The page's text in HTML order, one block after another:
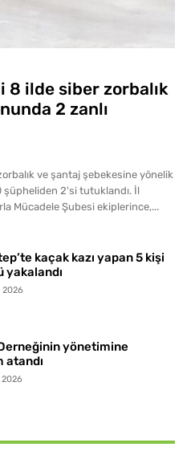
8 ilde siber zorbalık
2 zanlı
ve şantaj şebekesine yönelik
şüpheliden 2'si tutuklandı. İl
Mücadele Şubesi ekiplerince,...
kaçak kazı yapan 5 kişi
yakalandı
2026
yönetimine
atandı